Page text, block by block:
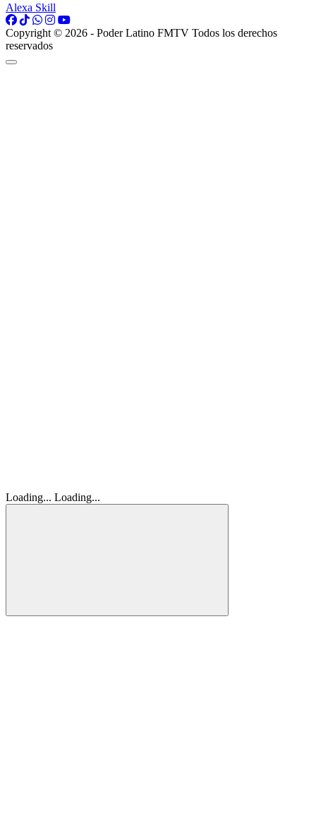
Alexa Skill
Copyright © 2026 - Poder Latino FMTV Todos los derechos
reservados
Loading... Loading...